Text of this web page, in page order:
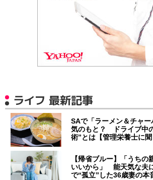
ライフ 最新記事
SAで「ラーメン＆チャ
気のもと？ ドライブ中
術”とは【管理栄養士に聞
【帰省ブルー】「うちの
いいから」 能天気な夫
で“孤立”した36歳妻の本